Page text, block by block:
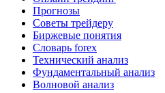
Прогнозы
Советы трейдеру
Биржевые понятия
Словарь forex
Технический анализ
Фундаментальный анализ
Волновой анализ